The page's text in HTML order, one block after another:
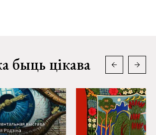
быць цікава